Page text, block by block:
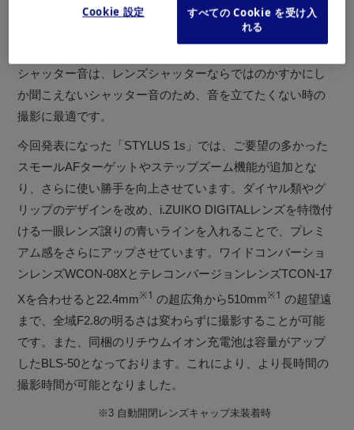
開閉キャップを装着すると、電源のオンオフに連動してレ
ンズバリアが開閉し、キャップの着脱の手間を省いてスム
シャッター音は、レンズシャッターならではのかすかにし
か聞こえないシャッター音のため、音を立てたくない時の
撮影に最適です。
今回発表になった「STYLUS 1s」では、ご要望の多かった
スモールAFターゲットやステップズーム機能が追加とな
り、さらに使い勝手を向上させています。ダイヤル類やグ
リップのデザインを改め、i.ZUIKO DIGITALレンズを特徴付
ける一眼レンズ譲りの青いラインを入れることで、プレミ
アム感をさらにアップさせています。ワイドコンバーショ
ンレンズWCON-08XとテレコンバージョンレンズTCON-17
Xを合わせると22.4mm※1 の超広角から510mm※1 の超望遠
まで、全域F2.8の明るさは変わらずに撮影することが可能
です。また、同梱のリチウムイオン充電池は容量がアップ
したBLS-50となっております。これにより、より長時間の
撮影時間が可能となりました。
※3 自動開閉レンズキャップ未装着時
Cookie 設定
すべての Cookie を受け入
れる